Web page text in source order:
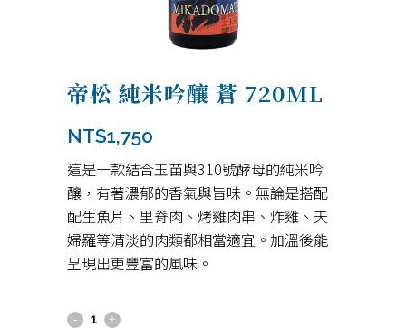
帝松 純米吟釀 蒼 720ML
NT$1,750
這是一款結合玉苗與310號酵母的純米吟
釀，有著濃郁的香氣與旨味。無論是搭配
配生魚片、里脊肉、烤雞肉串、炸雞、天
婦羅等清淡的肉類都相當適宜。加溫後能
呈現出更豐富的風味。
帝